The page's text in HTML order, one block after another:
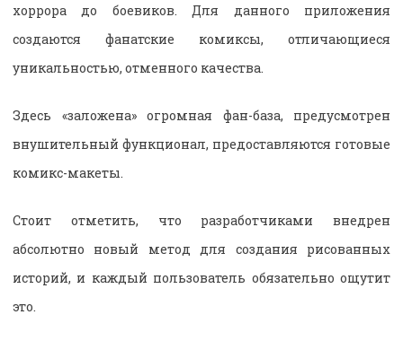
хоррора до боевиков. Для данного приложения
создаются фанатские комиксы, отличающиеся
уникальностью, отменного качества.
Здесь «заложена» огромная фан-база, предусмотрен
внушительный функционал, предоставляются готовые
комикс-макеты.
Стоит отметить, что разработчиками внедрен
абсолютно новый метод для создания рисованных
историй, и каждый пользователь обязательно ощутит
это.